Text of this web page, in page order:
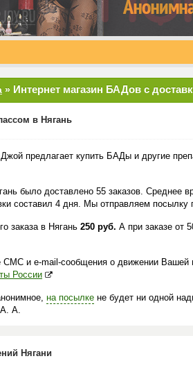
» Интернет магазин БАДов с
в Нягань
предлагает купить БАДы и другие
было доставлено 55 заказов. Среднее
составил 4 дня. Мы отправляем посылку
заказа в Нягань 250 руб. А при заказе от
СМС и e-mail-сообщения о движении Вашей
России
на посылке не будет ни одной
А. А.
Нягани